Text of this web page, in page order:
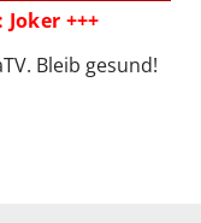
Joker +++
Bleib gesund!